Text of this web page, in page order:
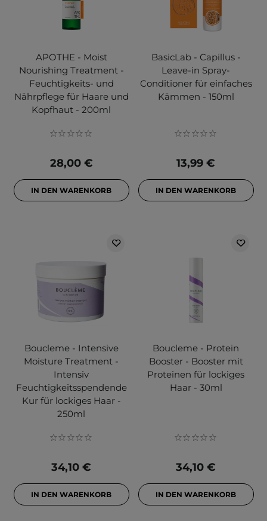
APOTHE - Moist
Nourishing Treatment -
Feuchtigkeits- und
Nährpflege für Haare und
Kopfhaut - 200ml
28,00 €
IN DEN WARENKORB
BasicLab - Capillus -
Leave-in Spray-
Conditioner für einfaches
Kämmen - 150ml
13,99 €
IN DEN WARENKORB
Boucleme - Intensive
Moisture Treatment -
Intensiv
Feuchtigkeitsspendende
Kur für lockiges Haar -
250ml
34,10 €
IN DEN WARENKORB
Boucleme - Protein
Booster - Booster mit
Proteinen für lockiges
Haar - 30ml
34,10 €
IN DEN WARENKORB